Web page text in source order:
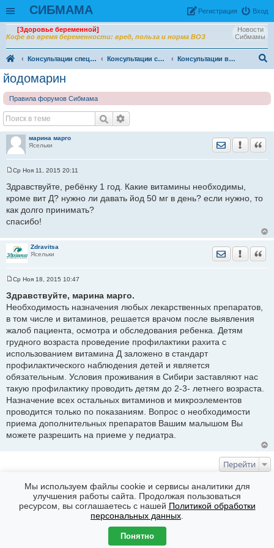
СИБМАМА Вход
Рeгиcтpaция
Новости
Сибмамы
[Здоровье беременной]
Кофе во время беременности: вред, польза и норма ВОЗ
Консультации специалистов Консультации специалистов. Архив
Консультации врачей Центров семейной медицины
йодомарин
Правила форумов Сибмама
марина марго
Ясельки
Отправить
о
б
е
н
Ср Ноя 11, 2015 20:11
Здравствуйте, ребёнку 1 год. Какие витамины необходимы,
кроме вит Д? нужно ли давать йод 50 мг в день? если нужно, то
как долго принимать?
спасибо!
Zdravitsa
Ясельки
Отправить
о
б
е
н
е
Ср Ноя 18, 2015 10:47
Здравствуйте, марина марго.
Необходимость назначения любых лекарственных препаратов,
в том числе и витаминов, решается врачом после выявления
жалоб пациента, осмотра и обследования ребенка. Детям
грудного возраста проведение профилактики рахита с
использованием витамина Д заложено в стандарт
профилактического наблюдения детей и является
обязательным. Условия проживания в Сибири заставляют нас
такую профилактику проводить детям до 2-3- летнего возраста.
Назначение всех остальных витаминов и микроэлементов
проводится только по показаниям. Вопрос о необходимости
приема дополнительных препаратов Вашим малышом Вы
можете разрешить на приеме у педиатра.
Перейти
КТО СЕЙЧАС НА ФОРУМЕ
Сейчас эту тему просматривают: Нет
Часовой пояс: GMT + 7
phpBB ® Forum Software © phpBB Limited
Мы используем файлы cookie и сервисы аналитики для
улучшения работы сайта. Продолжая пользоваться
ресурсом, вы соглашаетесь с нашей Политикой обработки
персональных данных
Понятно